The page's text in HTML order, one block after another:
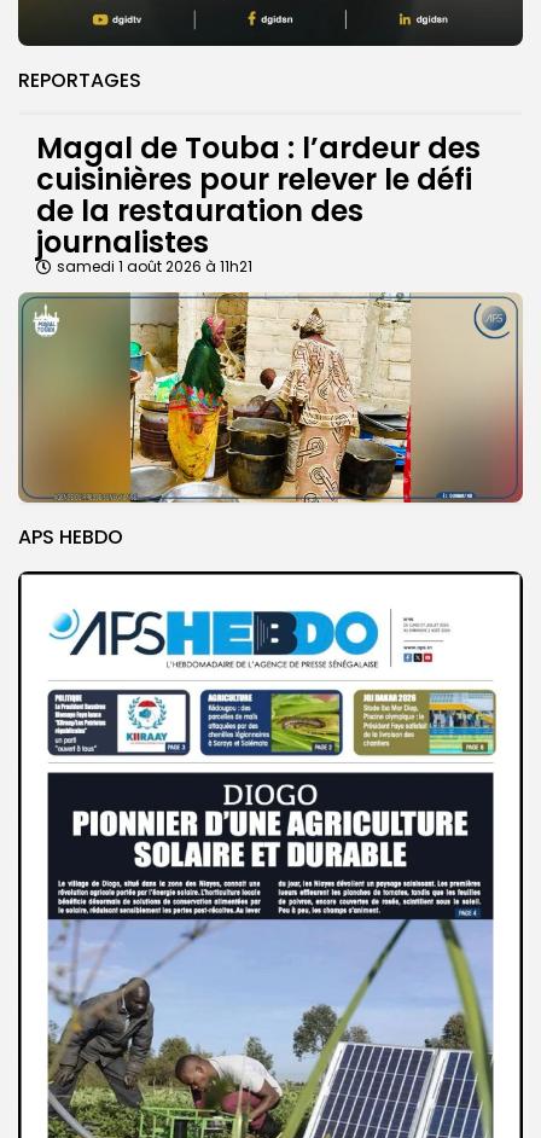
REPORTAGES
Magal de Touba : l’ardeur des
cuisinières pour relever le défi
de la restauration des
journalistes
samedi 1 août 2026 à 11h21
APS HEBDO